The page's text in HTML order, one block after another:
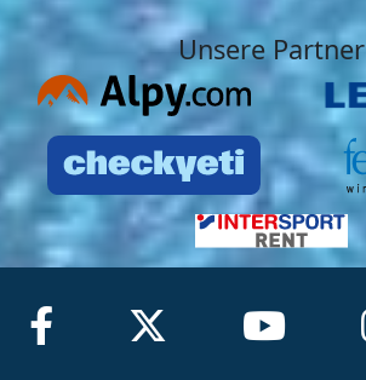
Unsere Partner